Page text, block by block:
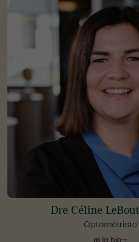
Dre Céline
Optométriste
Lire la bio